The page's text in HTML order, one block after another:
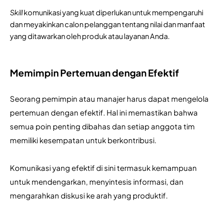
Skill komunikasi yang kuat diperlukan untuk mempengaruhi
dan meyakinkan calon pelanggan tentang nilai dan manfaat
yang ditawarkan oleh produk atau layanan Anda.
Memimpin Pertemuan dengan Efektif
Seorang pemimpin atau manajer harus dapat mengelola
pertemuan dengan efektif. Hal ini memastikan bahwa
semua poin penting dibahas dan setiap anggota tim
memiliki kesempatan untuk berkontribusi.
Komunikasi yang efektif di sini termasuk kemampuan
untuk mendengarkan, menyintesis informasi, dan
mengarahkan diskusi ke arah yang produktif.